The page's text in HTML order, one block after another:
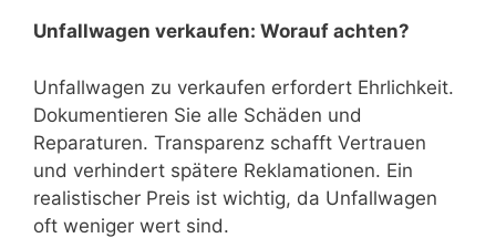
Unfallwagen verkaufen: Worauf achten?
Unfallwagen zu verkaufen erfordert Ehrlichkeit.
Dokumentieren Sie alle Schäden und
Reparaturen. Transparenz schafft Vertrauen
und verhindert spätere Reklamationen. Ein
realistischer Preis ist wichtig, da Unfallwagen
oft weniger wert sind.